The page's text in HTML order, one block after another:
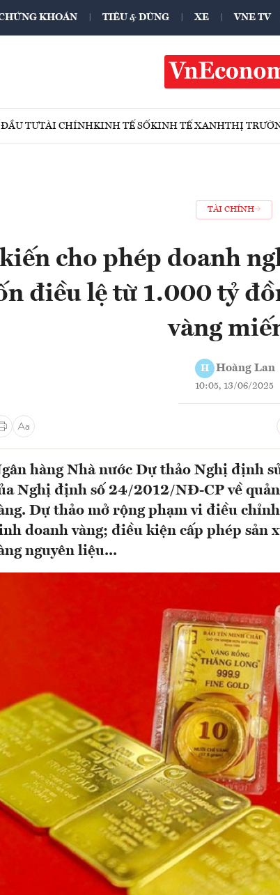
KHOÁN TIÊU & DÙNG XE VNE TV
ĐẦU TƯTÀI CHÍNHKINH TẾ SỐKINH TẾ XANHTHỊ
TÀI CHÍNH
cho phép doanh
điều lệ từ 1.000 tỷ
vàng
H Hoàng Lan
10:05, 13/06/2025
hàng Nhà nước Dự thảo Nghị định
Nghị định số 24/2012/NĐ-CP về
Dự thảo mở rộng phạm vi điều
doanh vàng; điều kiện cấp phép sản
nguyên liệu...